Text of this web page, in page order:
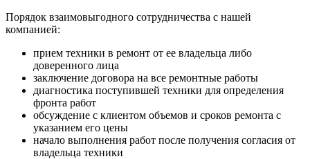
Порядок взаимовыгодного сотрудничества с нашей
компанией:
прием техники в ремонт от ее владельца либо
доверенного лица
заключение договора на все ремонтные работы
диагностика поступившей техники для определения
фронта работ
обсуждение с клиентом объемов и сроков ремонта с
указанием его цены
начало выполнения работ после получения согласия от
владельца техники